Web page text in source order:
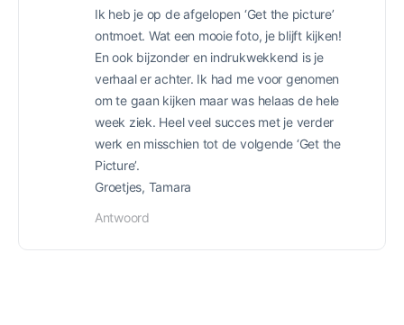
Ik heb je op de afgelopen ‘Get the picture’
ontmoet. Wat een mooie foto, je blijft kijken!
En ook bijzonder en indrukwekkend is je
verhaal er achter. Ik had me voor genomen
om te gaan kijken maar was helaas de hele
week ziek. Heel veel succes met je verder
werk en misschien tot de volgende ‘Get the
Picture’.
Groetjes, Tamara
Antwoord